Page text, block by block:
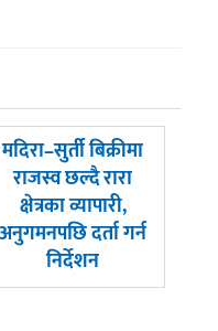
अघिल्लाे
मदिरा–सुर्ती बिक्रीमा
राजस्व छल्दै रारा
क्षेत्रका व्यापारी,
अनुगमनपछि दर्ता गर्न
निर्देशन